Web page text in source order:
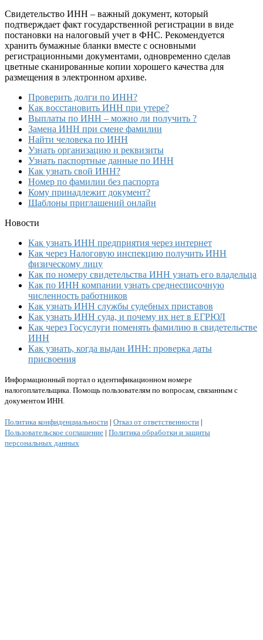
Свидетельство ИНН – важный документ, который
подтверждает факт государственной регистрации в виде
постановки на налоговый учет в ФНС. Рекомендуется
хранить бумажные бланки вместе с основными
регистрационными документами, одновременно сделав
цветные сканированные копии хорошего качества для
размещения в электронном архиве.
Проверить долги по ИНН?
Как восстановить ИНН при утере?
Выплаты по ИНН – можно ли получить ?
Замена ИНН при смене фамилии
Найти человека по ИНН
Узнать организацию и реквизиты
Узнать паспортные данные по ИНН
Как узнать свой ИНН?
Номер по фамилии без паспорта
Кому принадлежит документ?
Шаблоны приглашений онлайн
Новости
Как узнать ИНН предприятия через интернет
Как через Налоговую инспекцию получить ИНН
физическому лицу
Как по номеру свидетельства ИНН узнать его владельца
Как по ИНН компании узнать среднесписочную
численность работников
Как узнать ИНН службы судебных приставов
Как узнать ИНН суда, и почему их нет в ЕГРЮЛ
Как через Госуслуги поменять фамилию в свидетельстве
ИНН
Как узнать, когда выдан ИНН: проверка даты
присвоения
Информационный портал о идентификационном номере
налогоплательщика. Помощь пользователям по вопросам, связанным с
документом ИНН.
Политика конфиденциальности | Отказ от ответственности |
Пользовательское соглашение | Политика обработки и защиты
персональных данных